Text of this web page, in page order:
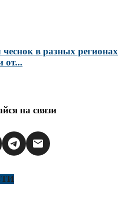
в разных регионах
от...
на связи